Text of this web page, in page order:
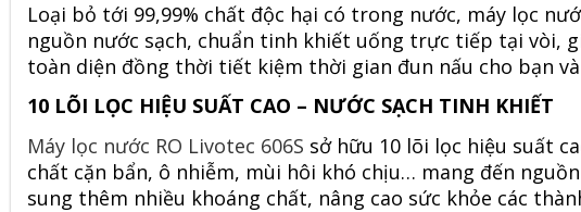
Loại bỏ tới 99,99% chất độc hại có trong nước, máy lọc
nguồn nước sạch, chuẩn tinh khiết uống trực tiếp tại vòi,
toàn diện đồng thời tiết kiệm thời gian đun nấu cho bạn
10 LÕI LỌC HIỆU SUẤT CAO – NƯỚC SẠCH TINH KHIẾT
Máy lọc nước RO Livotec 606S sở hữu 10 lõi lọc hiệu suất
chất cặn bẩn, ô nhiễm, mùi hôi khó chịu… mang đến
sung thêm nhiều khoáng chất, nâng cao sức khỏe các